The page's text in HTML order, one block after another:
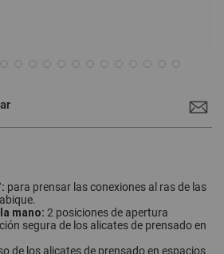
para prensar las conexiones al ras de las
mano: 2 posiciones de apertura
segura de los alicates de prensadoen
de los alicates de prensadoen espacios